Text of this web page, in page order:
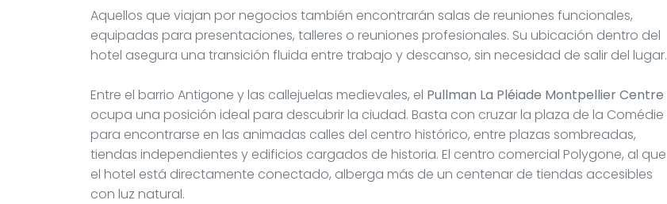
Aquellos que viajan por negocios también encontrarán salas de reuniones funcionales,
equipadas para presentaciones, talleres o reuniones profesionales. Su ubicación dentro del
hotel asegura una transición fluida entre trabajo y descanso, sin necesidad de salir del lugar.
Entre el barrio Antigone y las callejuelas medievales, el Pullman La Pléiade Montpellier Centre
ocupa una posición ideal para descubrir la ciudad. Basta con cruzar la plaza de la Comédie
para encontrarse en las animadas calles del centro histórico, entre plazas sombreadas,
tiendas independientes y edificios cargados de historia. El centro comercial Polygone, al que
el hotel está directamente conectado, alberga más de un centenar de tiendas accesibles
con luz natural.